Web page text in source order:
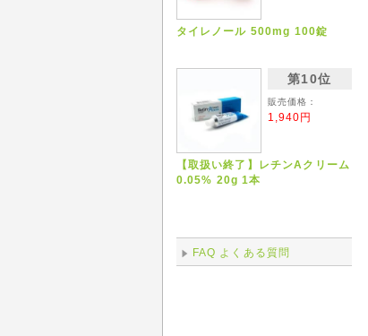
タイレノール 500mg 100錠
第10位
販売価格：
1,940円
【取扱い終了】レチンAクリーム
0.05% 20g 1本
FAQ よくある質問